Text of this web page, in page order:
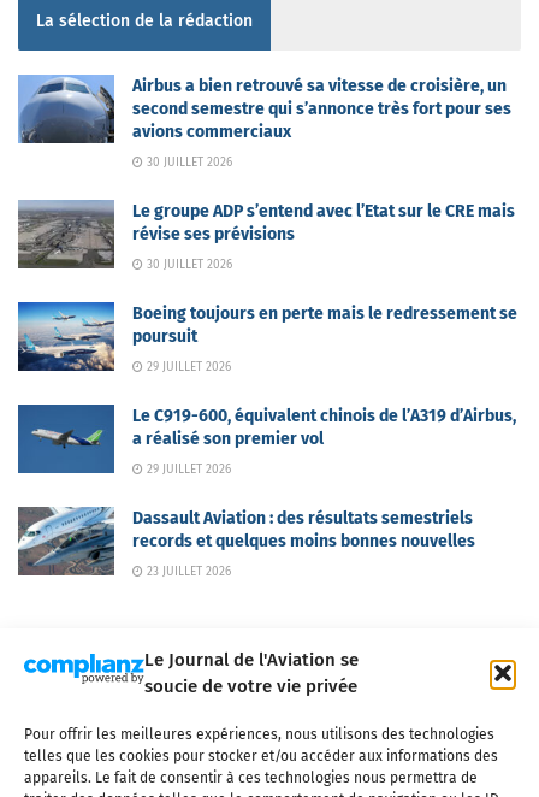
Le Journal de l'Aviation se
soucie de votre vie privée
Pour offrir les meilleures expériences, nous utilisons des technologies
telles que les cookies pour stocker et/ou accéder aux informations des
appareils. Le fait de consentir à ces technologies nous permettra de
La sélection de la rédaction
Airbus a bien retrouvé sa vitesse de croisière, un
second semestre qui s’annonce très fort pour ses
avions commerciaux
30 JUILLET 2026
Le groupe ADP s’entend avec l’Etat sur le CRE mais
révise ses prévisions
30 JUILLET 2026
Boeing toujours en perte mais le redressement se
poursuit
29 JUILLET 2026
Le C919-600, équivalent chinois de l’A319 d’Airbus,
a réalisé son premier vol
29 JUILLET 2026
Dassault Aviation : des résultats semestriels
records et quelques moins bonnes nouvelles
23 JUILLET 2026
Qui sommes-nous ? Nous contacter
Partenaires
Mentions légales
CGV Politique de confidentialité Cookies